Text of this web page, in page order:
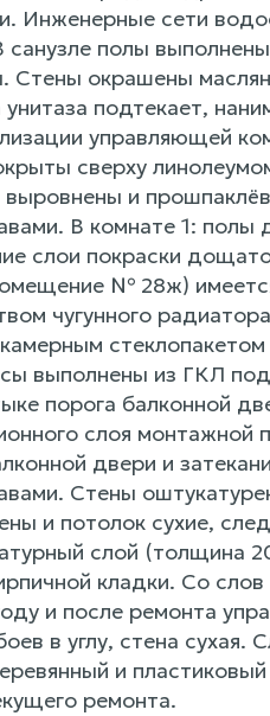
Инженерные сети
полы
Стены окрашены
подтекает,
управляющей
сверху
и
В комнате 1:
слои покраски
№ 28ж)
чугунного
выполнены из ГКЛ
порога балконной
слоя монтажной
двери и
Стены
и потолок сухие,
слой (толщина
кладки. Со
и после ремонта
в углу, стена сухая.
и
ремонта.